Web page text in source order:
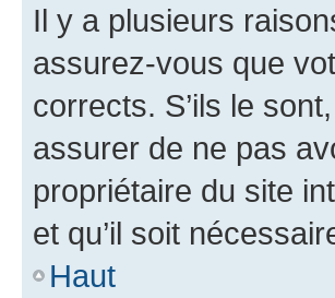
Il y a plusieurs
assurez-vous que
corrects. S’ils le
assurer de ne pas
propriétaire du site
et qu’il soit
Haut